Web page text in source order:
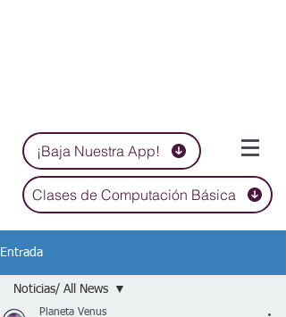
¡Baja Nuestra App!
Clases de Computación Básica
Entrada
Noticias/ All News
Planeta Venus